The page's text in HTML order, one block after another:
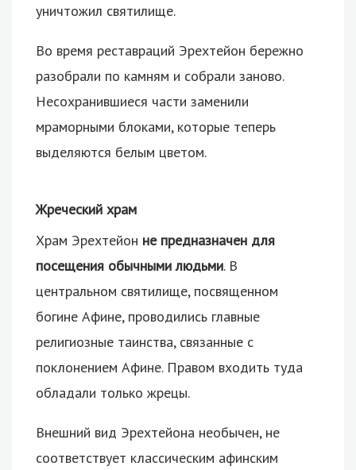
уничтожил святилище.
Во время реставраций Эрехтейон бережно
разобрали по камням и собрали заново.
Несохранившиеся части заменили
мраморными блоками, которые теперь
выделяются белым цветом.
Жреческий храм
Храм Эрехтейон не предназначен для
посещения обычными людьми. В
центральном святилище, посвященном
богине Афине, проводились главные
религиозные таинства, связанные с
поклонением Афине. Правом входить туда
обладали только жрецы.
Внешний вид Эрехтейона необычен, не
соответствует классическим афинским